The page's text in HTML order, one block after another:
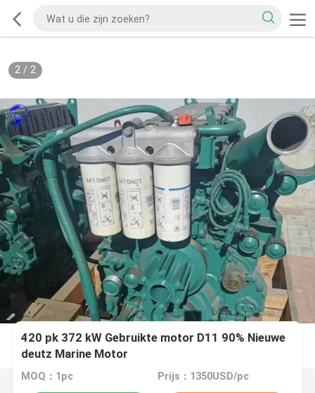
2/ 2
420 pk 372 kW Gebruikte motor D11 90% Nieuwe
deutz Marine Motor
MOQ：1pc Prijs：1350USD/pc